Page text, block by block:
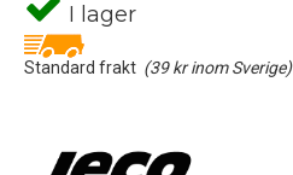
I lager
Standard frakt (39 kr inom Sverige)